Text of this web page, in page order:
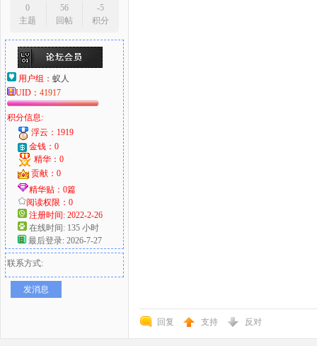
0
主题
56
回帖
-5
积分
用户组： 蚁人
UID： 41917
积分信息:
浮云：1919
金钱：0
精华：0
贡献：0
精华贴：0篇
阅读权限：0
注册时间: 2022-2-26
在线时间: 135 小时
最后登录: 2026-7-27
联系方式:
发消息
回复 支持 反对